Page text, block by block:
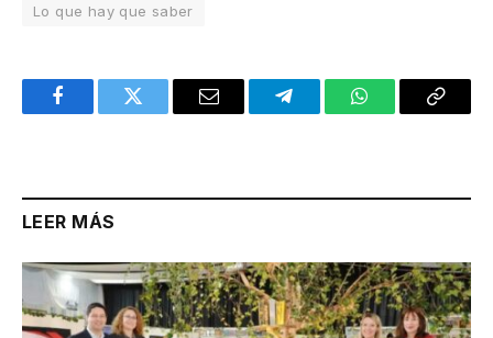
Lo que hay que saber
FacebookTwitter Email TelegramWhatsAppCopy
LEER MÁS